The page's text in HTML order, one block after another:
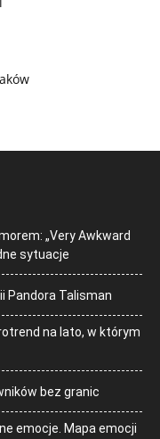
„Very Awkward
sytuacje
Pandora Talisman
na lato, w którym
bez granic
emocje. Mapa emocji